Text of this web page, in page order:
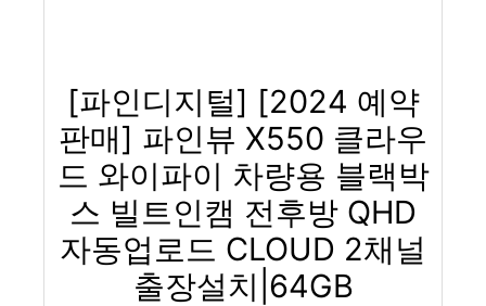
[파인디지털] [2024 예약
판매] 파인뷰 X550 클라우
드 와이파이 차량용 블랙박
스 빌트인캠 전후방 QHD
자동업로드 CLOUD 2채널
출장설치|64GB